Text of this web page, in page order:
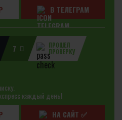
В ТЕЛЕГРАМ
7
ПРОШЕЛ
ПРОВЕРКУ
каждый день!
НА САЙТ ✅